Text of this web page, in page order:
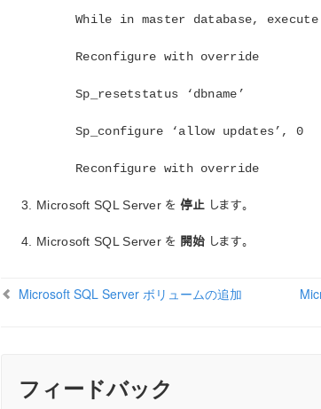
While in master database,
Reconfigure with override
Sp_resetstatus ‘dbname’
Sp_configure ‘allow updates’, 0
Reconfigure with override
Microsoft SQL Server を 停止 します。
Microsoft SQL Server を 開始 します。
Microsoft SQL Server ボリュームの追加
フィードバック